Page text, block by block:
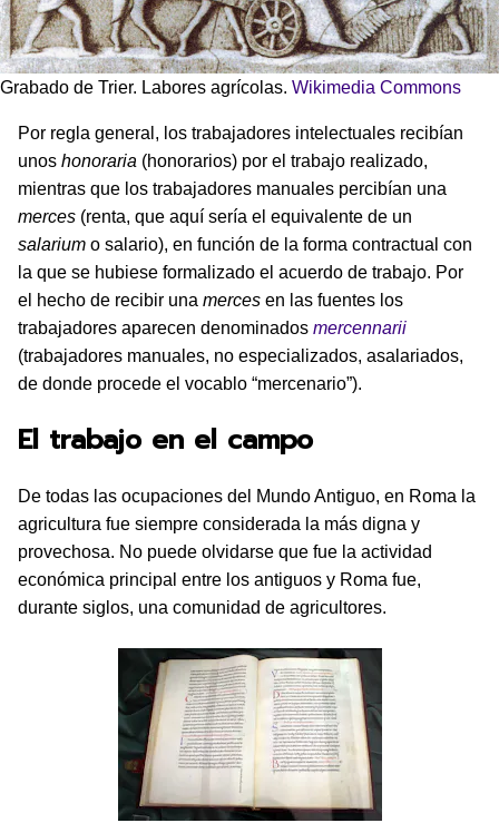
Grabado de Trier. Labores agrícolas. Wikimedia Commons
Por regla general, los trabajadores intelectuales recibían
unos honoraria (honorarios) por el trabajo realizado,
mientras que los trabajadores manuales percibían una
merces (renta, que aquí sería el equivalente de un
salarium o salario), en función de la forma contractual con
la que se hubiese formalizado el acuerdo de trabajo. Por
el hecho de recibir una merces en las fuentes los
trabajadores aparecen denominados mercennarii
(trabajadores manuales, no especializados, asalariados,
de donde procede el vocablo “mercenario”).
El trabajo en el campo
De todas las ocupaciones del Mundo Antiguo, en Roma la
agricultura fue siempre considerada la más digna y
provechosa. No puede olvidarse que fue la actividad
económica principal entre los antiguos y Roma fue,
durante siglos, una comunidad de agricultores.